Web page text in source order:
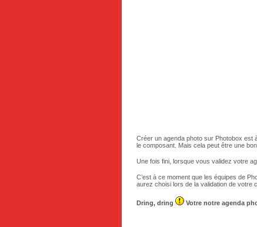
Créer un agenda photo sur Photobox est
le composant. Mais cela peut être une
Une fois fini, lorsque vous validez votre
C’est à ce moment que les équipes de
aurez choisi lors de la validation de votre
Dring, dring Votre notre agenda